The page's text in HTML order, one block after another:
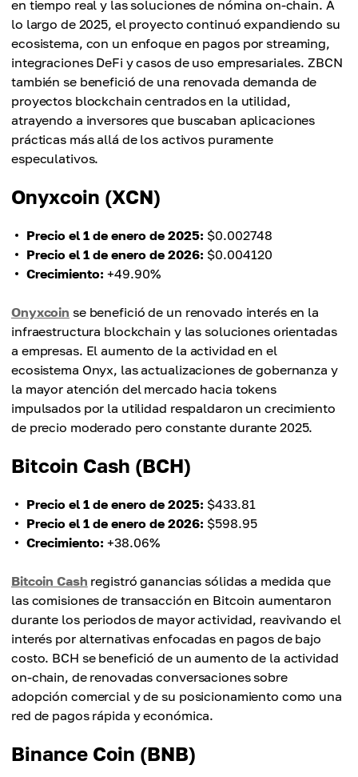
en tiempo real y las soluciones de nómina on-chain. A
lo largo de 2025, el proyecto continuó expandiendo su
ecosistema, con un enfoque en pagos por streaming,
integraciones DeFi y casos de uso empresariales. ZBCN
también se benefició de una renovada demanda de
proyectos blockchain centrados en la utilidad,
atrayendo a inversores que buscaban aplicaciones
prácticas más allá de los activos puramente
especulativos.
Onyxcoin (XCN)
Precio el 1 de enero de 2025: $0.002748
Precio el 1 de enero de 2026: $0.004120
Crecimiento: +49.90%
Onyxcoin se benefició de un renovado interés en la
infraestructura blockchain y las soluciones orientadas
a empresas. El aumento de la actividad en el
ecosistema Onyx, las actualizaciones de gobernanza y
la mayor atención del mercado hacia tokens
impulsados por la utilidad respaldaron un crecimiento
de precio moderado pero constante durante 2025.
Bitcoin Cash (BCH)
Precio el 1 de enero de 2025: $433.81
Precio el 1 de enero de 2026: $598.95
Crecimiento: +38.06%
Bitcoin Cash registró ganancias sólidas a medida que
las comisiones de transacción en Bitcoin aumentaron
durante los periodos de mayor actividad, reavivando el
interés por alternativas enfocadas en pagos de bajo
costo. BCH se benefició de un aumento de la actividad
on-chain, de renovadas conversaciones sobre
adopción comercial y de su posicionamiento como una
red de pagos rápida y económica.
Binance Coin (BNB)